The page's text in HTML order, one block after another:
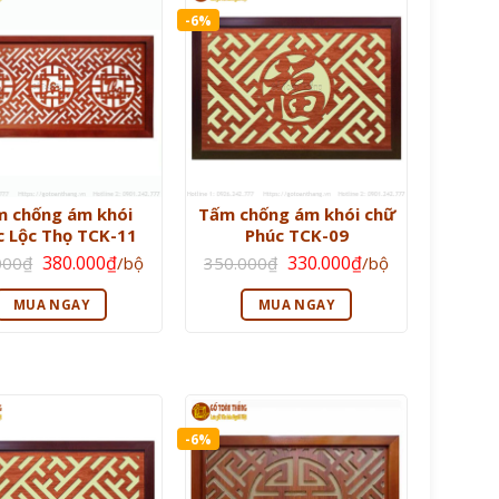
chống ám khói
Lộc Thọ TCK-11
₫ Giá
gốc
là:
400.000₫.
380.000₫Giá
hiện
/bộ
MUA NGAY
-6%
Tấm chống ám khói chữ
Phúc TCK-09
350.000₫ Giá
gốc
là:
350.000₫.
330.000₫Giá
hiện
/bộ
MUA NGAY
-6%